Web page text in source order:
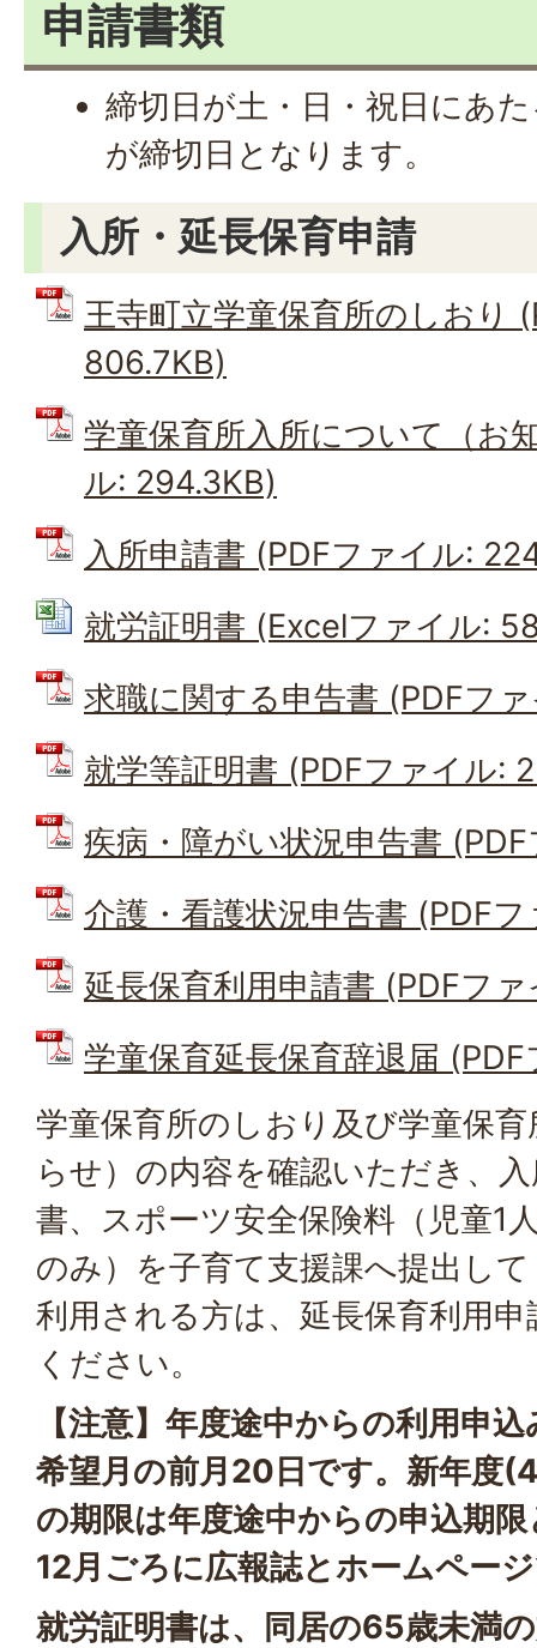
申請書類
締切日が土・日・祝日にあ
が締切日となります。
入所・延長保育申請
王寺町立学童保育所のしおり
806.7KB)
学童保育所入所について（お
ル: 294.3KB)
入所申請書 (PDFファイル:
就労証明書 (Excelファイル:
求職に関する申告書 (PDFフ
就学等証明書 (PDFファイル:
疾病・障がい状況申告書
介護・看護状況申告書 (PDF
延長保育利用申請書 (PDFフ
学童保育延長保育辞退届
学童保育所のしおり及び学童保
らせ）の内容を確認いただき、
書、スポーツ安全保険料（児童1
のみ）を子育て支援課へ提出し
利用される方は、延長保育利用
ください。
【注意】年度途中からの利用申
希望月の前月20日です。新年度
の期限は年度途中からの申込期
12月ごろに広報誌とホームペー
就労証明書は、同居の65歳未満